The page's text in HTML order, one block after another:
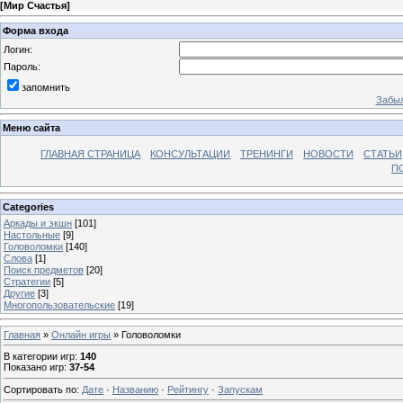
[Мир Счастья]
Форма входа
Логин:
Пароль:
запомнить
Меню сайта
ГЛАВНАЯ СТРАНИЦА КОНСУЛЬТАЦИИ ТРЕНИНГИ НОВОСТИ
СТАТЬИ
Categories
Аркады и экшн [101]
Настольные [9]
Головоломки [140]
Слова [1]
Поиск предметов [20]
Стратегии [5]
Другие [3]
Многопользовательские [19]
Главная » Онлайн игры » Головоломки
В категории игр: 140
Показано игр: 37-54
Сортировать по: Дате · Названию · Рейтингу · Запускам